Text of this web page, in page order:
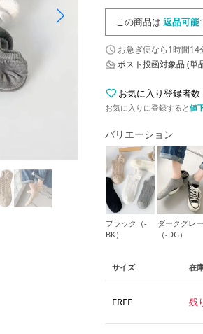
この商品は 返品可能
お急ぎ便なら1時間14
ポスト投函対象品 (単
お気に入り登録者数
お気に入りに登録すると値
バリエーション
ブラック（-
BK）
ダークグレー
（-DG）
サイズ 在
FREE 残